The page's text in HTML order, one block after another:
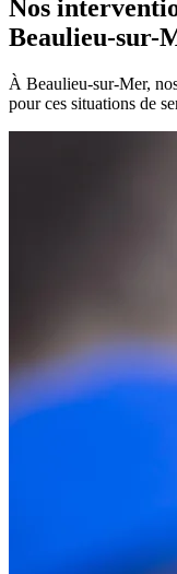
Nos
Beaulieu-sur-
À Beaulieu-sur-Mer,
pour ces situations de